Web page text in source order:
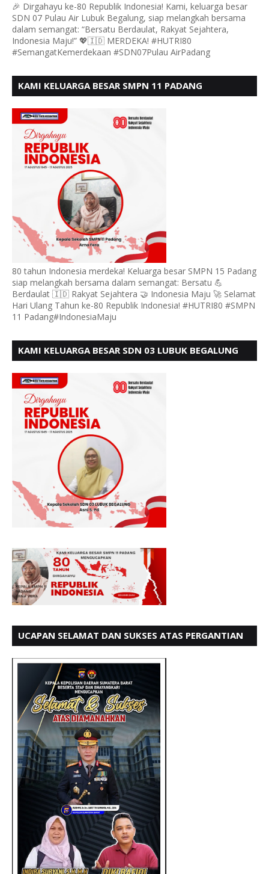
🎉 Dirgahayu ke-80 Republik Indonesia! Kami, keluarga besar
SDN 07 Pulau Air Lubuk Begalung, siap melangkah bersama
dalam semangat: “Bersatu Berdaulat, Rakyat Sejahtera,
Indonesia Maju!” 💖🇮🇩 MERDEKA! #HUTRI80
#SemangatKemerdekaan #SDN07Pulau AirPadang
KAMI KELUARGA BESAR SMPN 11 PADANG
BERDAULAT
80 tahun Indonesia merdeka! Keluarga besar SMPN 15 Padang
siap melangkah bersama dalam semangat: Bersatu 💪
Berdaulat 🇮🇩 Rakyat Sejahtera 🤝 Indonesia Maju 🚀 Selamat
Hari Ulang Tahun ke-80 Republik Indonesia! #HUTRI80 #SMPN
11 Padang#IndonesiaMaju
KAMI KELUARGA BESAR SDN 03 LUBUK BEGALUNG
UCAPAN SELAMAT DAN SUKSES ATAS PERGANTIAN